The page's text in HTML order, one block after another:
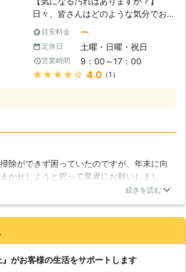
て、オフィス内のお掃除まで行き渡っ
ていないところもあるのではないでし
ょうか。そうなると、汚れはたまって
いく一方で、オフィス内の衛生環境面
は悪くなってしまいます。こんな時こ
そ、当社のような業者にご相談すれ
日々、皆さんはどのような気分でお過
ごしでしょうか。もしかして、汚れに
ついてお困りではないでしょうか。例
えば、窓ガラスはホコリや手アカなど
の汚れが付着しやすいので、気が付け
ば、そういった汚れがビッシリという
何故なら当社はハウスクリーニングの
スペシャリストなので、どんな汚れで
も適切に落とす自信があるからです。
プロの技術があるので、特殊な方法で
クリーニング致しますし、抗菌コーテ
の方法では取れない汚れも、当社は専
用のプログラムをもとにクリーニング
目安料金 ー
定休日 土曜・日曜・祝日
営業時間 9：00～17：00
★★★★★ 4.0（1）
除ができず困っていたのですが、年末に向
かせしようと思って業者にお願いしまし
キッチンなどの水まわりです。カビや油汚れ
間でみちがえるほどきれいにったので、お
ったなあと思います。今後も年に一度はプ
続きを読む
』がお客様の生活をサポートします